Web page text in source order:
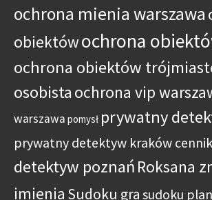
ochrona mienia warszawa
obiektówochrona
ochrona obiektów
osobista ochrona vip
warszawa pomysł prywatny
prywatny detektyw kraków cennik
detektyw poznań Roksana
imienia Sudoku gra sudoku